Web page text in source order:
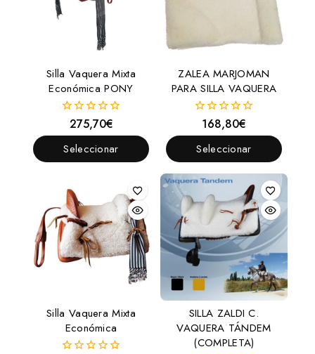
Silla Vaquera Mixta
Económica PONY
fuera
de
5
275,70€
Seleccionar
ZALEA MARJOMAN
PARA SILLA VAQUERA
fuera
de
5
168,80€
Seleccionar
Silla Vaquera Mixta
Económica
SILLA ZALDI C.
VAQUERA TÁNDEM
(COMPLETA)